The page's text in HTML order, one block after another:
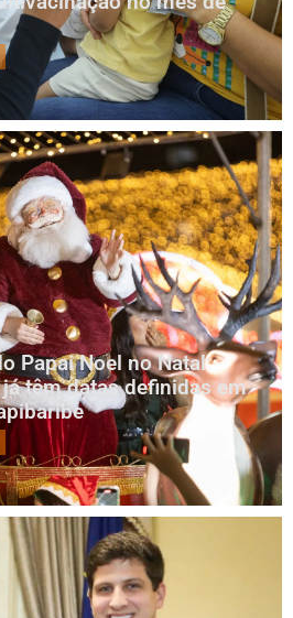
Papai Noel no Natal
têm datas definidas em